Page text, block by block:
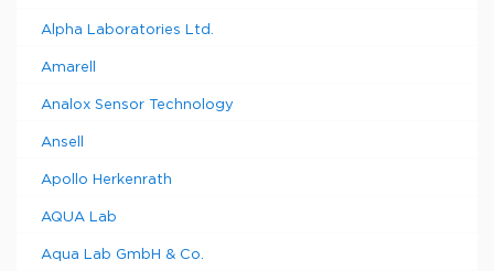
Alpha Laboratories Ltd.
Amarell
Analox Sensor Technology
Ansell
Apollo Herkenrath
AQUA Lab
Aqua Lab GmbH & Co.